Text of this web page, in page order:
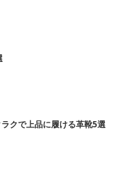
クで上品に履ける革靴5選